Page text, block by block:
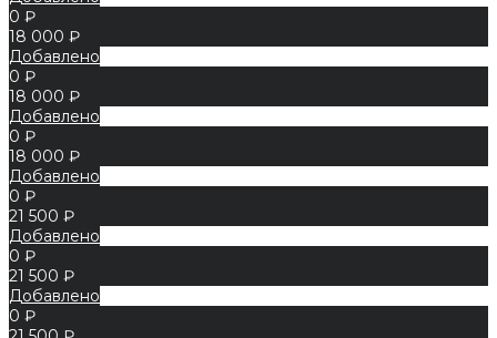
0 ₽
18 000 ₽
Добавлено
0 ₽
18 000 ₽
Добавлено
0 ₽
18 000 ₽
Добавлено
0 ₽
21 500 ₽
Добавлено
0 ₽
21 500 ₽
Добавлено
0 ₽